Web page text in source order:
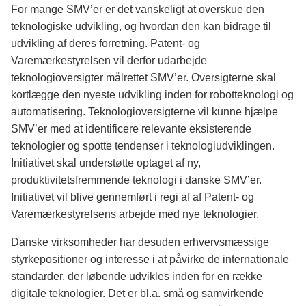
For mange SMV’er er det vanskeligt at overskue den
teknologiske udvikling, og hvordan den kan bidrage til
udvikling af deres forretning. Patent- og
Varemærkestyrelsen vil derfor udarbejde
teknologioversigter målrettet SMV’er. Oversigterne skal
kortlægge den nyeste udvikling inden for robotteknologi og
automatisering. Teknologioversigterne vil kunne hjælpe
SMV’er med at identificere relevante eksisterende
teknologier og spotte tendenser i teknologiudviklingen.
Initiativet skal understøtte optaget af ny,
produktivitetsfremmende teknologi i danske SMV’er.
Initiativet vil blive gennemført i regi af af Patent- og
Varemærkestyrelsens arbejde med nye teknologier.
Danske virksomheder har desuden erhvervsmæssige
styrkepositioner og interesse i at påvirke de internationale
standarder, der løbende udvikles inden for en række
digitale teknologier. Det er bl.a. små og samvirkende